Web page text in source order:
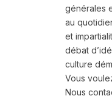
générales
au
et
débat
culture
Vous
Nous